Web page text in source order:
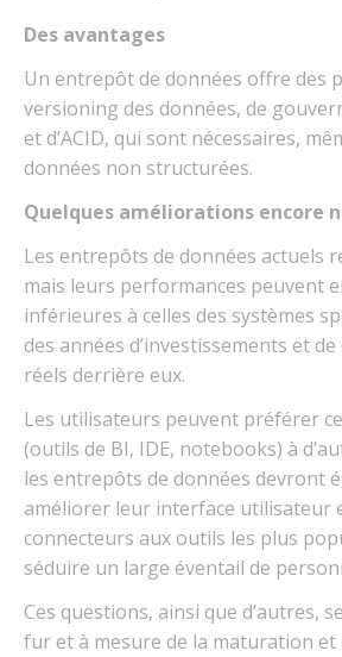
Des avantages
Un entrepôt de données offre des
versioning des données, de
et d’ACID, qui sont nécessaires,
données non structurées.
Quelques améliorations encore
Les entrepôts de données actuels
mais leurs performances peuvent
inférieures à celles des systèmes
des années d’investissements et
réels derrière eux.
Les utilisateurs peuvent préférer
(outils de BI, IDE, notebooks) à
les entrepôts de données devront
améliorer leur interface utilisateur
connecteurs aux outils les plus
séduire un large éventail de
Ces questions, ainsi que d’autres,
fur et à mesure de la maturation